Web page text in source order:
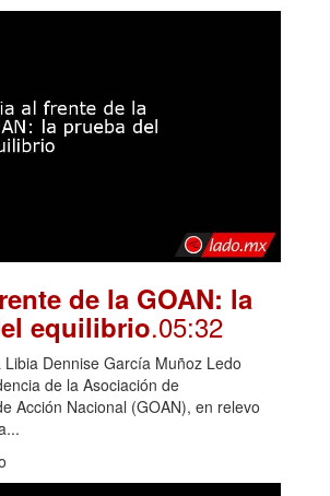
de la GOAN: la
equilibrio.05:32
Dennise García Muñoz Ledo
de la Asociación de
Acción Nacional (GOAN), en relevo